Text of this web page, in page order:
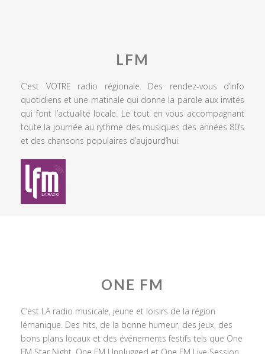
LFM
C’est VOTRE radio régionale. Des rendez-vous d’info
quotidiens et une matinale qui donne la parole aux invités
qui font l’actualité locale. Le tout en vous accompagnant
toute la journée au rythme des musiques des années 80’s
et des chansons populaires d’aujourd’hui.
ONE FM
C’est LA radio musicale, jeune et loisirs de la région
lémanique. Des hits, de la bonne humeur, des jeux, des
bons plans locaux et des événements festifs tels que One
FM Star Night, One FM Unplugged et One FM Live Session.